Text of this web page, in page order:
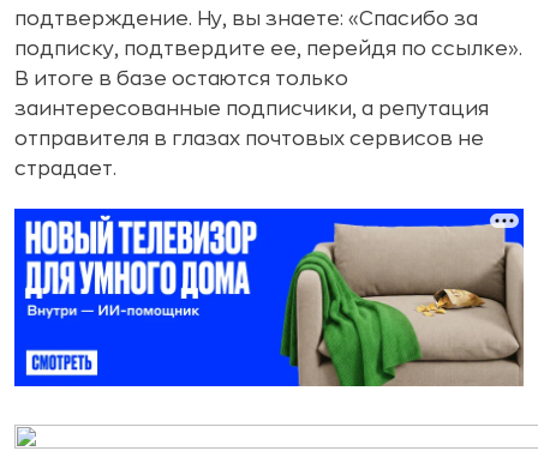
подтверждение. Ну, вы знаете: «Спасибо за
подписку, подтвердите ее, перейдя по ссылке».
В итоге в базе остаются только
заинтересованные подписчики, а репутация
отправителя в глазах почтовых сервисов не
страдает.